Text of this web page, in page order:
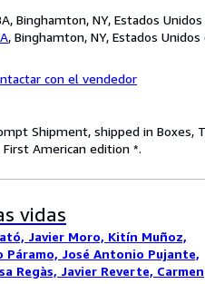
Binghamton, NY, Estados
, Binghamton, NY, Estados Unidos
con el vendedor
Shipment, shipped in Boxes,
American edition *.
vidas
Javier Moro, Kitín Muñoz,
Páramo, José Antonio Pujante,
Regàs, Javier Reverte, Carmen